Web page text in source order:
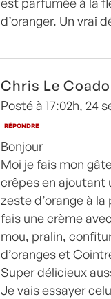
d’oranger. Un vrai
Chris Le
Posté à 17:02h, 24
RÉPONDRE
Bonjour
Moi je fais mon
crêpes en ajoutant
zeste d’orange à
fais une crème
mou, pralin,
d’oranges et
Super délicieux
Je vais essayer